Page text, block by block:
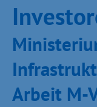
Ar­beit M-